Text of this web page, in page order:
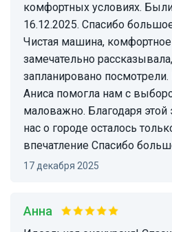
комфортных условиях.
16.12.2025. Спасибо
Чистая машина,
замечательно
запланировано
Аниса помогла нам с
маловажно. Благодаря этой
нас о городе осталось
впечатление Спасибо
17 декабря 2025
Анна